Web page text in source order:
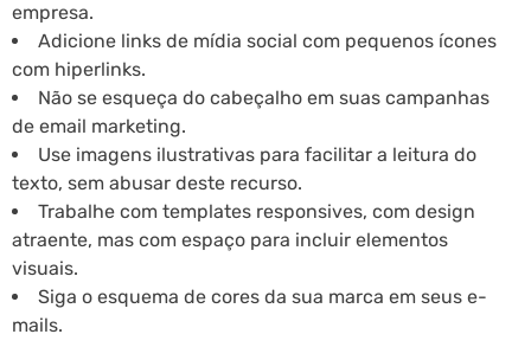
empresa.
Adicione links de mídia social com pequenos ícones
com hiperlinks.
Não se esqueça do cabeçalho em suas campanhas
de email marketing.
Use imagens ilustrativas para facilitar a leitura do
texto, sem abusar deste recurso.
Trabalhe com templates responsives, com design
atraente, mas com espaço para incluir elementos
visuais.
Siga o esquema de cores da sua marca em seus e-
mails.